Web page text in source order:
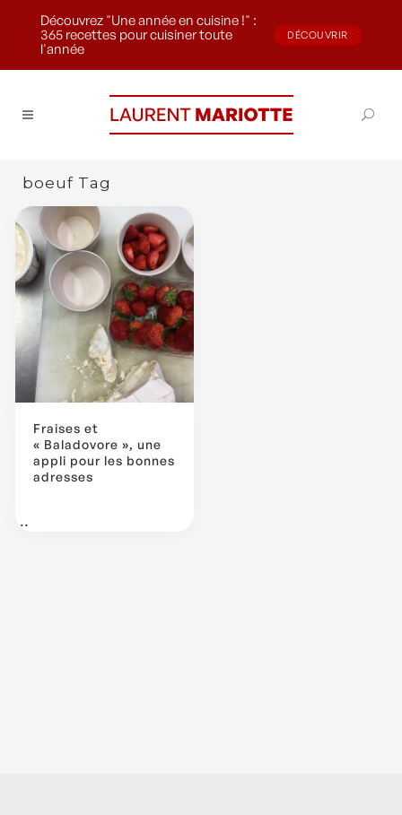
Découvrez "Une année en cuisine !" :
365 recettes pour cuisiner toute
l'année
DÉCOUVRIR
boeuf Tag
Fraises et
« Baladovore », une
appli pour les bonnes
adresses
...